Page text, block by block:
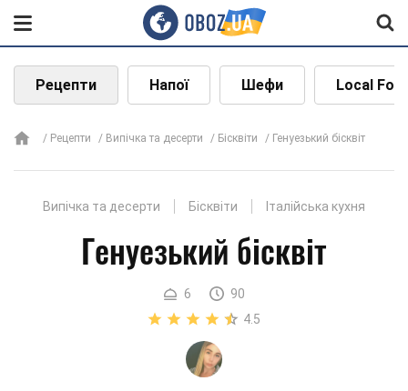
Рецепти Напої Шефи Local
Рецепти Випічка та десерти Бісквіти Генуезький бісквіт
Випічка та десерти Бісквіти Італійська кухня
Генуезький бісквіт
6
90
4.5